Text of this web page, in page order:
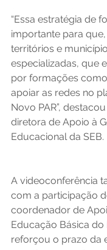
“Essa estratégia de
importante para
territórios e
especializadas, que
por formações
apoiar as redes no
Novo PAR”,
diretora de Apoio à
Educacional da SEB.
A videoconferência
com a participação
coordenador de
Educação Básica do
reforçou o prazo da